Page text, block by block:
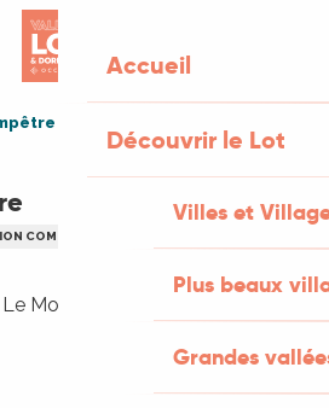
Accueil
Découvrir le Lot
Villes et
Plus beaux
Grandes
COMMERCIALE
Montat